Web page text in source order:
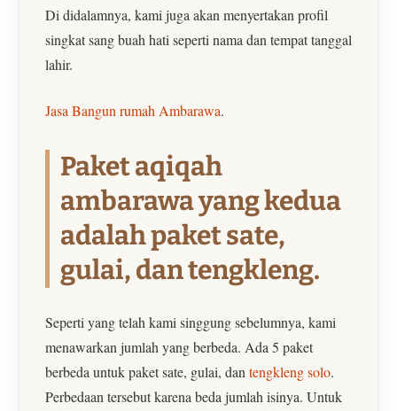
Di didalamnya, kami juga akan menyertakan profil
singkat sang buah hati seperti nama dan tempat tanggal
lahir.
Jasa Bangun rumah Ambarawa.
Paket aqiqah
ambarawa yang kedua
adalah paket sate,
gulai, dan tengkleng.
Seperti yang telah kami singgung sebelumnya, kami
menawarkan jumlah yang berbeda. Ada 5 paket
berbeda untuk paket sate, gulai, dantengkleng solo.
Perbedaan tersebut karena beda jumlah isinya. Untuk